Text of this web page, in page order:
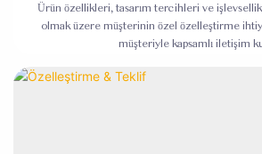
Ürün özellikleri, tasarım tercihleri ​​ve
olmak üzere müşterinin özel özelleştirme
müşteriyle kapsamlı iletişim